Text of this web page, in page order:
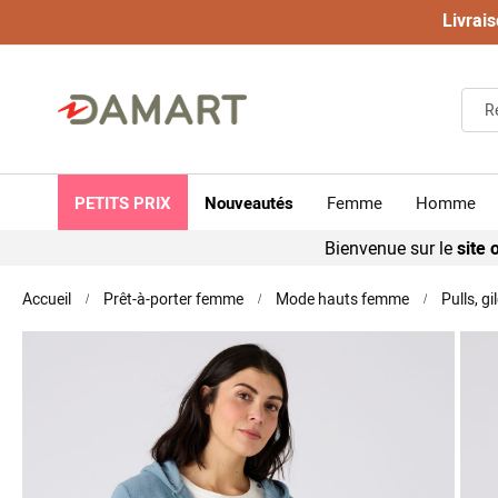
PETITS PRIX Nouveautés Femme Homme
Bienvenue sur lesite
Accueil Prêt-à-porter femme Mode hauts femme Pulls,